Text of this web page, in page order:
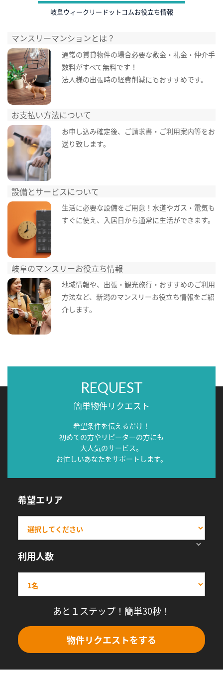
岐阜ウィークリードットコムお役立ち情報
マンスリーマンションとは？
通常の賃貸物件の場合必要な敷金・礼金・仲介手
数料がすべて無料です！
法人様の出張時の経費削減にもおすすめです。
お支払い方法について
お申し込み確定後、ご請求書・ご利用案内等をお
送り致します。
設備とサービスについて
生活に必要な設備をご用意！水道やガス・電気も
すぐに使え、入居日から通常に生活ができます。
岐阜のマンスリーお役立ち情報
地域情報や、出張・観光旅行・おすすめのご利用
方法など、新潟のマンスリーお役立ち情報をご紹
介します。
REQUEST
簡単物件リクエスト
希望条件を伝えるだけ！
初めての方やリピーターの方にも
大人気のサービス。
お忙しいあなたをサポートします。
希望エリア
利用人数
あと１ステップ！簡単30秒！
物件リクエストをする